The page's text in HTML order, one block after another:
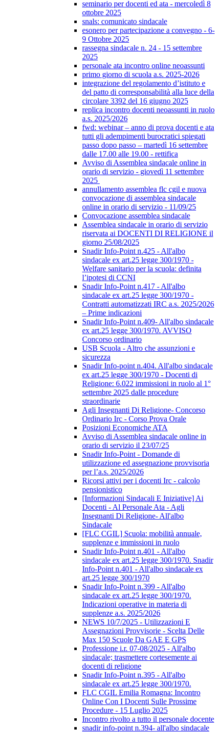
seminario per docenti ed ata - mercoledì 8
ottobre 2025
snals: comunicato sindacale
esonero per partecipazione a convegno - 6-
9 Ottobre 2025
rassegna sindacale n. 24 - 15 settembre
2025
personale ata incontro online neoassunti
primo giorno di scuola a.s. 2025-2026
integrazione del regolamento d’istituto e
del patto di corresponsabilità alla luce della
circolare 3392 del 16 giugno 2025
replica incontro docenti neoassunti in ruolo
a.s. 2025/2026
fwd: webinar – anno di prova docenti e ata
tutti gli adempimenti burocratici spiegati
passo dopo passo – martedì 16 settembre
dalle 17.00 alle 19.00 - rettifica
Avviso di Assemblea sindacale online in
orario di servizio - giovedì 11 settembre
2025
annullamento assemblea flc cgil e nuova
convocazione di assemblea sindacale
online in orario di servizio - 11/09/25
Convocazione assemblea sindacale
Assemblea sindacale in orario di servizio
riservata ai DOCENTI DI RELIGIONE il
giorno 25/08/2025
Snadir Info-Point n.425 - All'albo
sindacale ex art.25 legge 300/1970 -
Welfare sanitario per la scuola: definita
l’ipotesi di CCNI
Snadir Info-Point n.417 - All'albo
sindacale ex art.25 legge 300/1970 -
Contratti automatizzati IRC a.s. 2025/2026
– Prime indicazioni
Snadir Info-Point n.409- All'albo sindacale
ex art.25 legge 300/1970. AVVISO
Concorso ordinario
USB Scuola - Altro che assunzioni e
sicurezza
Snadir Info-point n.404. All'albo sindacale
ex art.25 legge 300/1970 - Docenti di
Religione: 6.022 immissioni in ruolo al 1°
settembre 2025 dalle procedure
straordinarie
Agli Insegnanti Di Religione- Concorso
Ordinario Irc - Corso Prova Orale
Posizioni Economiche ATA
Avviso di Assemblea sindacale online in
orario di servizio il 23/07/25
Snadir Info-Point - Domande di
utilizzazione ed assegnazione provvisoria
per l’a.s. 2025/2026
Ricorsi attivi per i docenti Irc - calcolo
pensionistico
[Informazioni Sindacali E Iniziative] Ai
Docenti - Al Personale Ata - Agli
Insegnanti Di Religione- All'albo
Sindacale
[FLC CGIL] Scuola: mobilità annuale,
supplenze e immissioni in ruolo
Snadir Info-Point n.401 - All'albo
sindacale ex art.25 legge 300/1970. Snadir
Info-Point n.401 - All'albo sindacale ex
art.25 legge 300/1970
Snadir Info-Point n.399 - All'albo
sindacale ex art.25 legge 300/1970.
Indicazioni operative in materia di
supplenze a.s. 2025/2026
NEWS 10/7/2025 - Utilizzazioni E
Assegnazioni Provvisorie - Scelta Delle
Max 150 Scuole Da GAE E GPS
Professione i.r. 07-08/2025 - All'albo
sindacale; trasmettere cortesemente ai
docenti di religione
Snadir Info-Point n.395 - All'albo
sindacale ex art.25 legge 300/1970.
FLC CGIL Emilia Romagna: Incontro
Online Con I Docenti Sulle Prossime
Procedure - 15 Luglio 2025
Incontro rivolto a tutto il personale docente
snadir info-point n.394- all'albo sindacale